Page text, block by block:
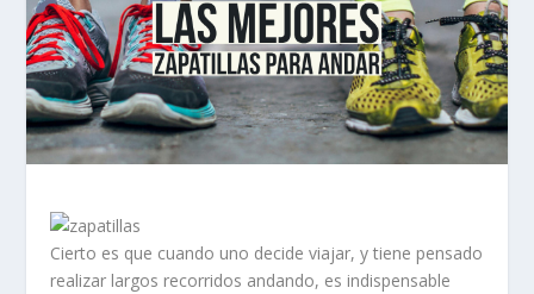
Cierto es que cuando uno decide viajar, y tiene pensado
realizar largos recorridos andando, es indispensable